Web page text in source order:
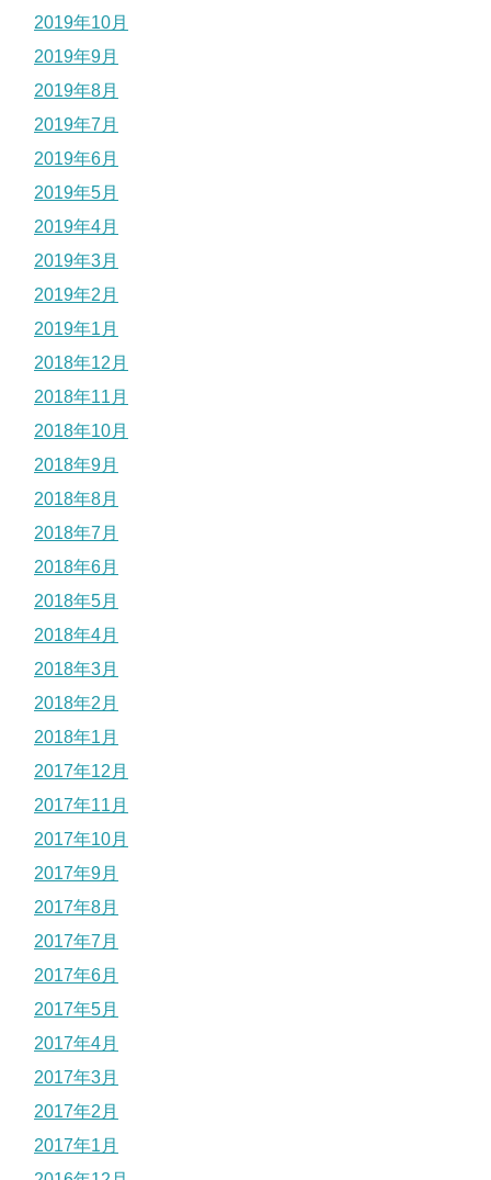
2019年10月
2019年9月
2019年8月
2019年7月
2019年6月
2019年5月
2019年4月
2019年3月
2019年2月
2019年1月
2018年12月
2018年11月
2018年10月
2018年9月
2018年8月
2018年7月
2018年6月
2018年5月
2018年4月
2018年3月
2018年2月
2018年1月
2017年12月
2017年11月
2017年10月
2017年9月
2017年8月
2017年7月
2017年6月
2017年5月
2017年4月
2017年3月
2017年2月
2017年1月